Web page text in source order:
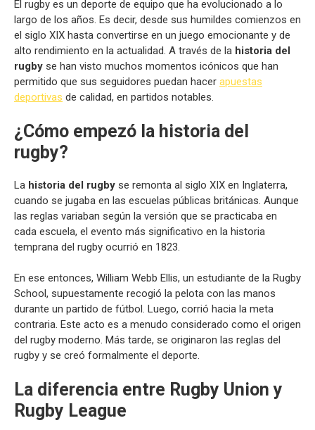
El rugby es un deporte de equipo que ha evolucionado a lo
largo de los años. Es decir, desde sus humildes comienzos en
el siglo XIX hasta convertirse en un juego emocionante y de
alto rendimiento en la actualidad. A través de la historia del
rugby se han visto muchos momentos icónicos que han
permitido que sus seguidores puedan hacer apuestas
deportivas de calidad, en partidos notables.
¿Cómo empezó la historia del
rugby?
La historia del rugby se remonta al siglo XIX en Inglaterra,
cuando se jugaba en las escuelas públicas británicas. Aunque
las reglas variaban según la versión que se practicaba en
cada escuela, el evento más significativo en la historia
temprana del rugby ocurrió en 1823.
En ese entonces, William Webb Ellis, un estudiante de la Rugby
School, supuestamente recogió la pelota con las manos
durante un partido de fútbol. Luego, corrió hacia la meta
contraria. Este acto es a menudo considerado como el origen
del rugby moderno. Más tarde, se originaron las reglas del
rugby y se creó formalmente el deporte.
La diferencia entre Rugby Union y
Rugby League